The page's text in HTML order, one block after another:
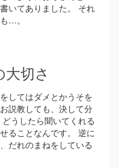
いてありました。 それ
…。
切さ
してはダメとかうそを
説教しても、決して分
うしたら聞いてくれる
ることなんです。 逆に
だれのまねをしている